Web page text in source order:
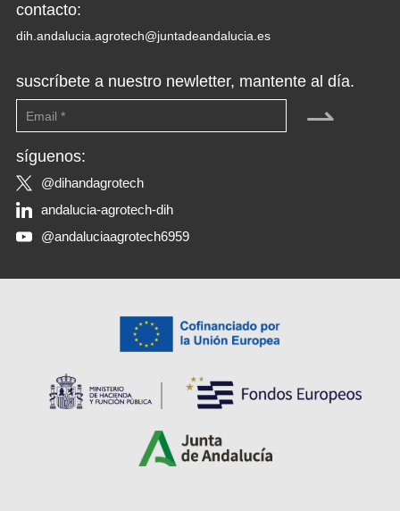
contacto:
dih.andalucia.agrotech@juntadeandalucia.es
suscríbete a nuestro newletter, mantente al día.
⇀
síguenos:
@dihandagrotech
andalucia-agrotech-dih
@andaluciaagrotech6959